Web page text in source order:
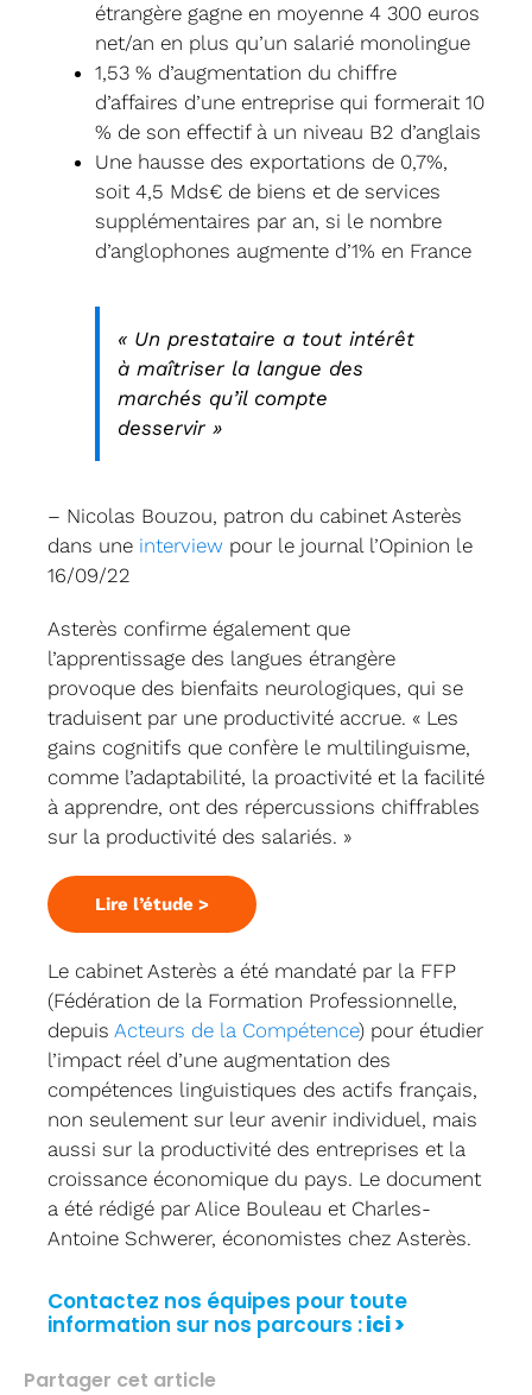
étrangère gagne en moyenne 4 300 euros
net/an en plus qu’un salarié monolingue
1,53 % d’augmentation du chiffre
d’affaires d’une entreprise qui formerait 10
% de son effectif à un niveau B2 d’anglais
Une hausse des exportations de 0,7%,
soit 4,5 Mds€ de biens et de services
supplémentaires par an, si le nombre
d’anglophones augmente d’1% en France
« Un prestataire a tout intérêt
à maîtriser la langue des
marchés qu’il compte
desservir »
– Nicolas Bouzou, patron du cabinet Asterès
dans uneinterviewpour le journal l’Opinion le
16/09/22
Asterès confirme également que
l’apprentissage des langues étrangère
provoque des bienfaits neurologiques, qui se
traduisent par une productivité accrue. « Les
gains cognitifs que confère le multilinguisme,
comme l’adaptabilité, la proactivité et la facilité
à apprendre, ont des répercussions chiffrables
sur la productivité des salariés. »
Lire l’étude >
Le cabinet Asterès a été mandaté par la FFP
(Fédération de la Formation Professionnelle,
depuis Acteurs de la Compétence) pour étudier
l’impact réel d’une augmentation des
compétences linguistiques des actifs français,
non seulement sur leur avenir individuel, mais
aussi sur la productivité des entreprises et la
croissance économique du pays. Le document
a été rédigé par Alice Bouleau et Charles-
Antoine Schwerer, économistes chez Asterès.
Contactez nos équipes pour toute
information sur nos parcours :ici >
Partager cet article